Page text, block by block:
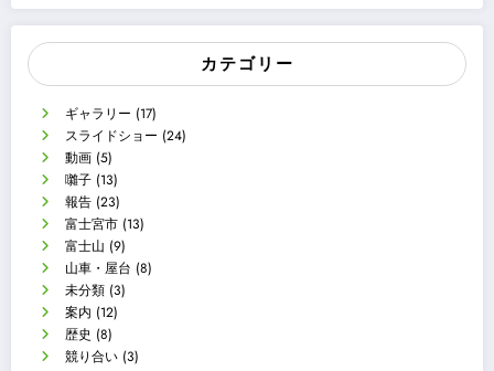
カテゴリー
ギャラリー (17)
スライドショー (24)
動画 (5)
囃子 (13)
報告 (23)
富士宮市 (13)
富士山 (9)
山車・屋台 (8)
未分類 (3)
案内 (12)
歴史 (8)
競り合い (3)